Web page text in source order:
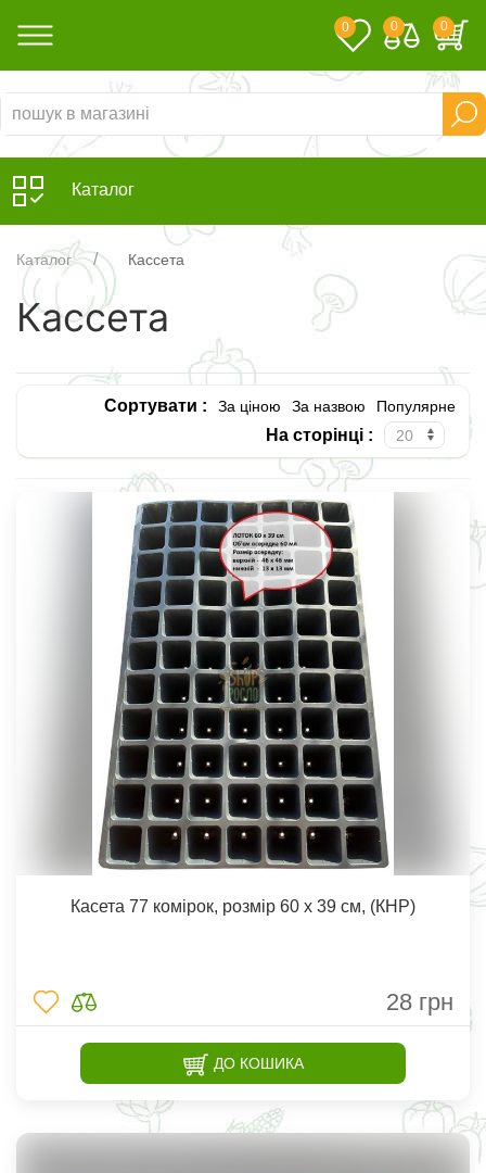
0 0 0
Каталог
Каталог Кассета
Кассета
Сортувати : За ціною За назвою Популярне
На сторінці :
Касета 77 комірок, розмір 60 х 39 см, (КНР)
28 грн
ДО КОШИКА